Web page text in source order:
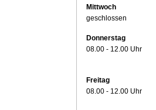
Mittwoch
geschlossen
Donnerstag
08.00 - 12.00 Uhr
Freitag
08.00 - 12.00 Uhr